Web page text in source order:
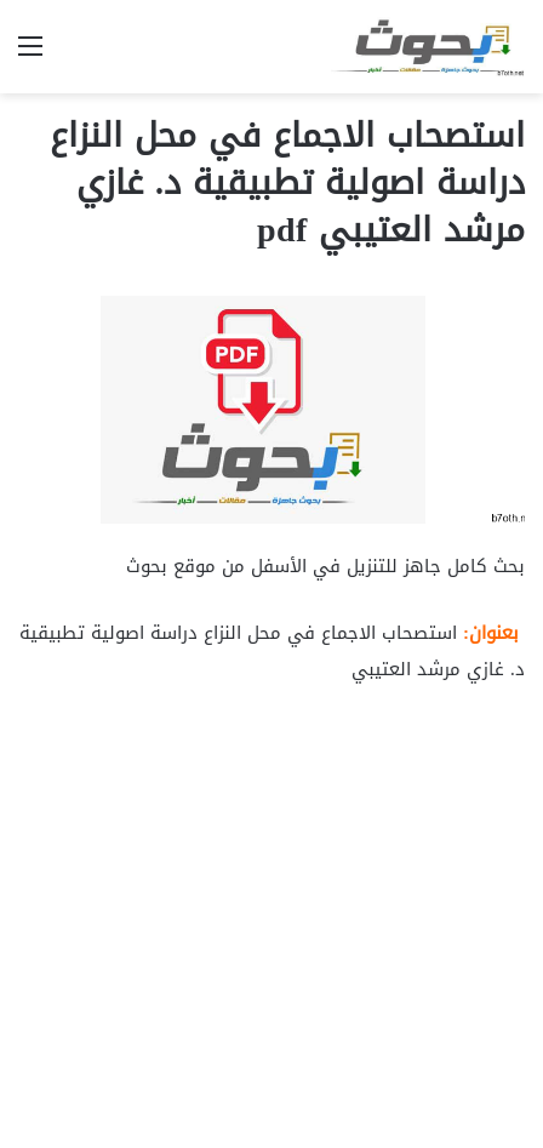
استصحاب الاجماع في محل النزاع
دراسة اصولية تطبيقية د. غازي
مرشد العتيبي pdf
بحث كامل جاهز للتنزيل في الأسفل من موقع بحوث
بعنوان: استصحاب الاجماع في محل النزاع دراسة اصولية تطبيقية
د. غازي مرشد العتيبي